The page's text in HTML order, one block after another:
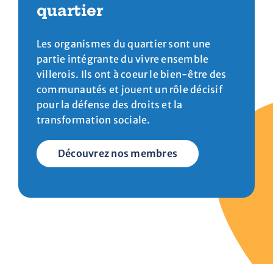
quartier
Les organismes du quartier sont une
partie intégrante du vivre ensemble
villerois. Ils ont à coeur le bien-être des
communautés et jouent un rôle décisif
pour la défense des droits et la
transformation sociale.
Découvrez nos membres